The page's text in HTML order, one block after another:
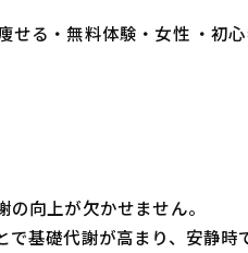
る・無料体験・女性 ・初
向上が欠かせません。
基礎代謝が高まり、安静